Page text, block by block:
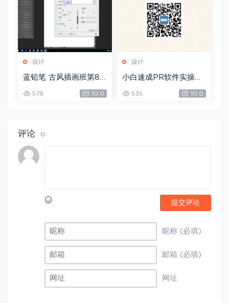
设计
蓝铅笔 古风插画班第8
期，网盘下载(10.90G)
578 10.0
设计
小白速成PR软件实操：
20节短视频赚钱课，教
你月入过万（完结），
535 10.0
评论 0
提交评论
昵称 (必填)
邮箱 (必填)
网址